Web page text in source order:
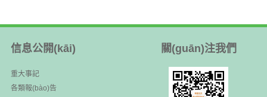
信息公開(kāi)
重大事記
各類報(bào)告
關(guān)注我們